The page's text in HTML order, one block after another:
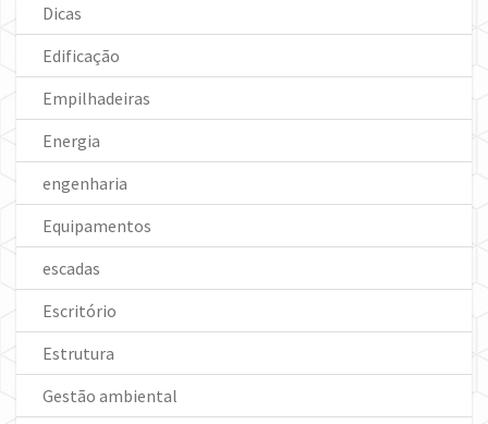
Dicas
Edificação
Empilhadeiras
Energia
engenharia
Equipamentos
escadas
Escritório
Estrutura
Gestão ambiental